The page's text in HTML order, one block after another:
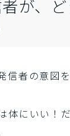
が、
信者の意図
体にいい！